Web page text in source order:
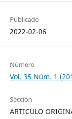
Publicado
2022-02-06
Número
Vol. 35 Núm. 1
Sección
ARTICULO